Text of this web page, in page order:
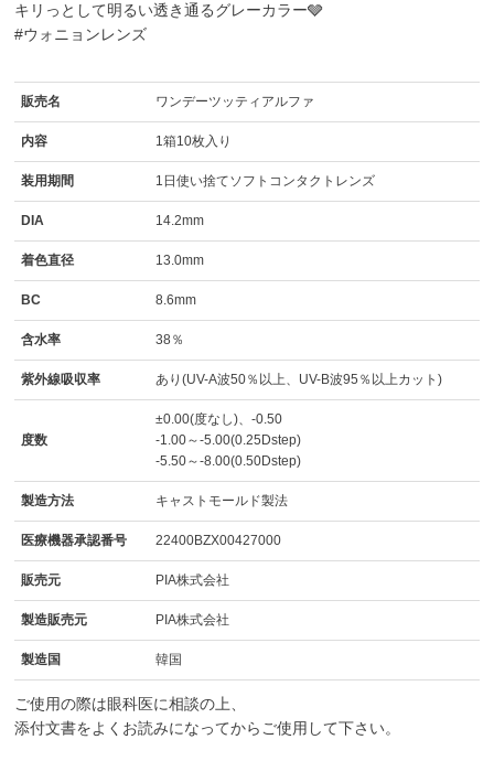
キリっとして明るい透き通るグレーカラー🩶
#ウォニョンレンズ
販売名 ワンデーツッティアルファ
内容 1箱10枚入り
装用期間 1日使い捨てソフトコンタクトレンズ
DIA 14.2mm
着色直径 13.0mm
BC 8.6mm
含水率 38％
紫外線吸収率 あり(UV-A波50％以上、UV-B波95％以上カット)
度数
±0.00(度なし)、-0.50
-1.00～-5.00(0.25Dstep)
-5.50～-8.00(0.50Dstep)
製造方法 キャストモールド製法
医療機器承認番号 22400BZX00427000
販売元 PIA株式会社
製造販売元 PIA株式会社
製造国 韓国
ご使用の際は眼科医に相談の上、
添付文書をよくお読みになってからご使用して下さい。